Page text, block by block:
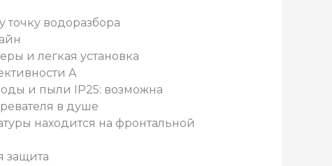
точку водоразбора
и легкая установка
A
и пыли IP25: возможна
в душе
находится на фронтальной
защита